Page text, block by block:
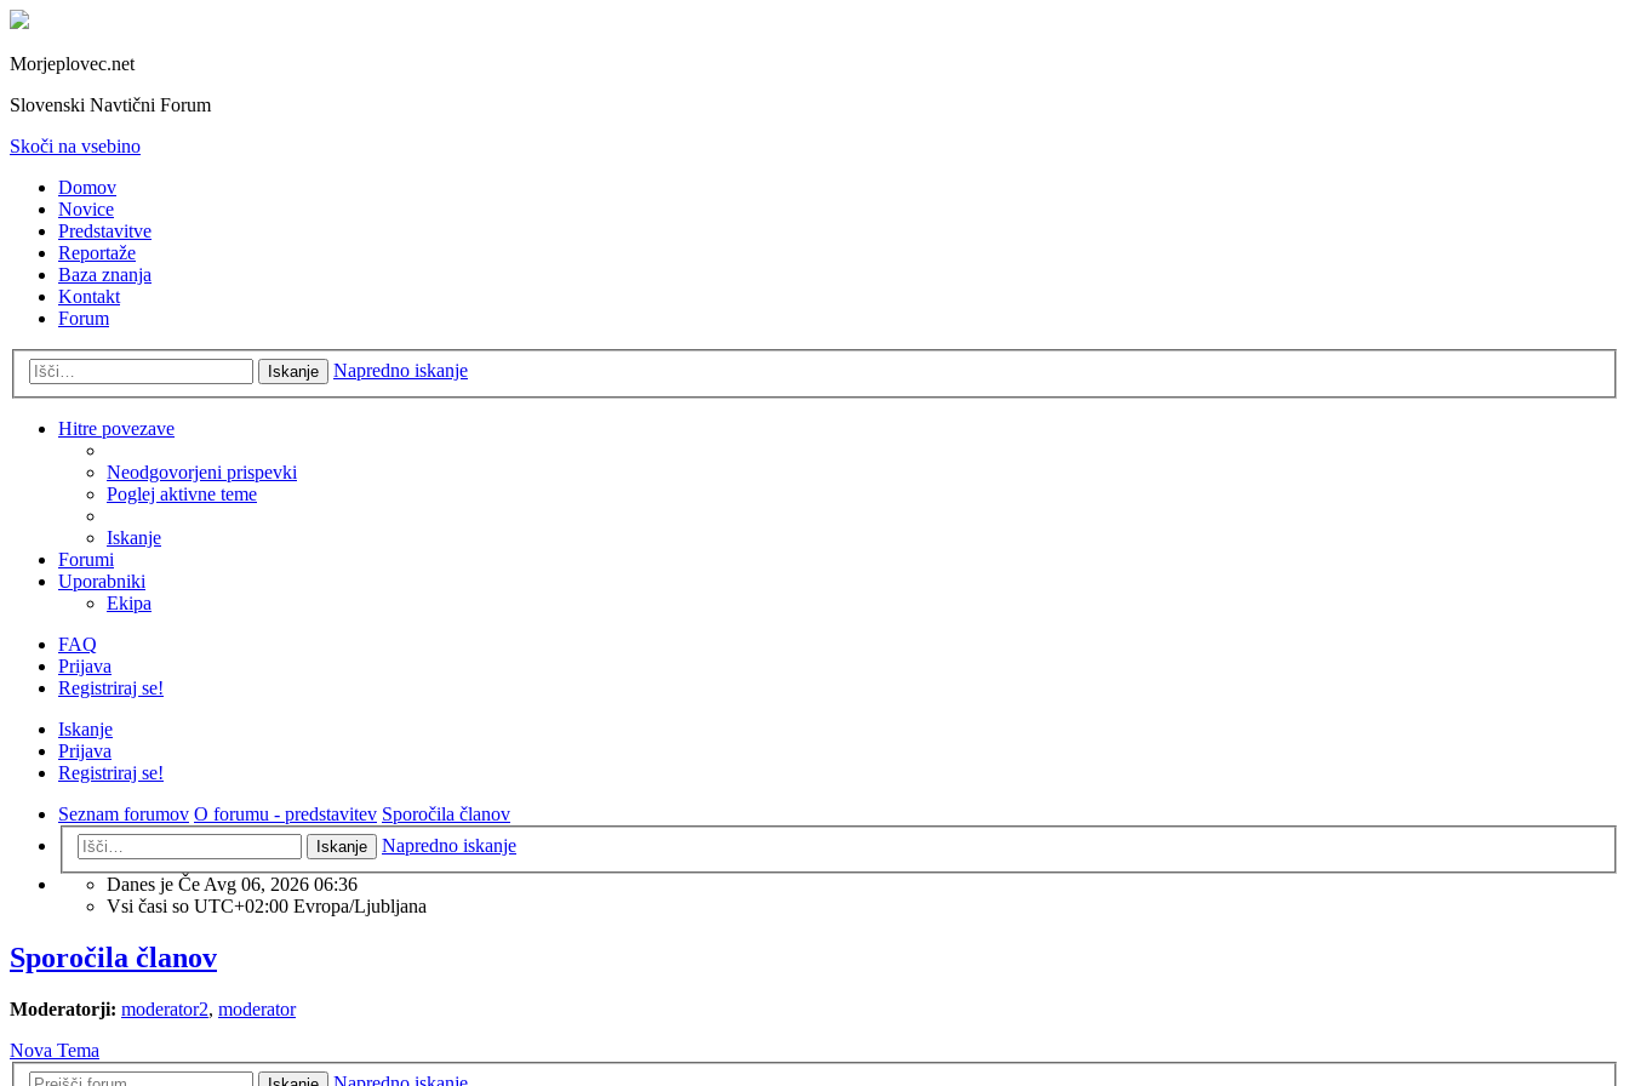
Morjeplovec.net
Slovenski Navtični Forum
Skoči na vsebino
Domov
Novice
Predstavitve
Reportaže
Baza znanja
Kontakt
Forum
Iskanje Napredno iskanje
Hitre povezave
Neodgovorjeni prispevki
Poglej aktivne teme
Iskanje
Forumi
Uporabniki
Ekipa
FAQ
Prijava
Registriraj se!
Iskanje
Prijava
Registriraj se!
Seznam forumov O forumu - predstavitev Sporočila članov
Iskanje
Napredno iskanje
Danes je Če Avg 06, 2026 06:36
Vsi časi so UTC+02:00 Evropa/Ljubljana
Sporočila članov
Moderatorji: moderator2, moderator
Nova Tema